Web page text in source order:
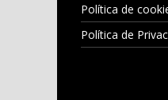
Política de
Política de